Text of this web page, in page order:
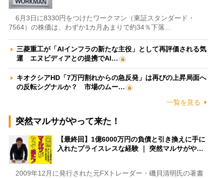
6月3日に8330円をつけたワークマン（東証スタンダード・
7564）の株価は、わずか1カ月あまりで約34％下落…
三菱重工が「AIインフラの新たな主役」として再評価される気
運 エヌビディアとの提携でAI…
キオクシアHD「7万円割れからの急反発」は再びの上昇局面へ
の反転シグナルか？ 市場のムー…
一覧を見る
突然マルサがやって来た！
【最終回】1億6000万円の負債と引き換えに手に
入れたプライスレスな経験 ｜ 突然マルサがや…
2009年12月に発行された元FXトレーダー・磯貝清明氏の著書